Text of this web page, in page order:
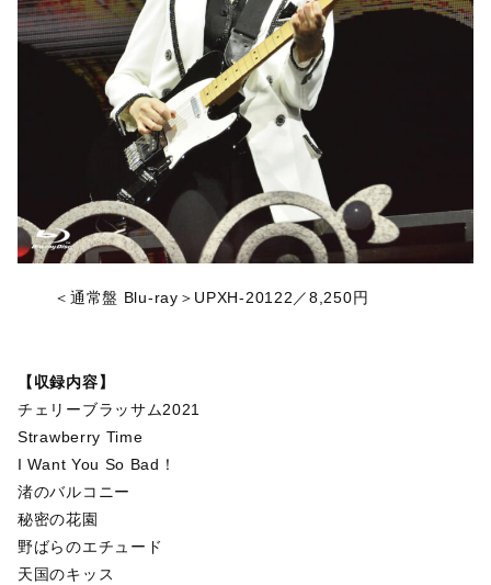
＜通常盤 Blu-ray＞UPXH-20122／8,250円
【収録内容】
チェリーブラッサム2021
Strawberry Time
I Want You So Bad！
渚のバルコニー
秘密の花園
野ばらのエチュード
天国のキッス